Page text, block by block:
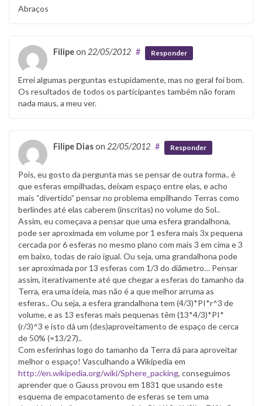
Abraços
Filipeon 22/05/2012 # Responder
Errei algumas perguntas estupidamente, mas no geral foi bom.
Os resultados de todos os participantes também não foram
nada maus, a meu ver.
Filipe Diason 22/05/2012 # Responder
Pois, eu gosto da pergunta mas se pensar de outra forma.. é
que esferas empilhadas, deixam espaço entre elas, e acho
mais “divertido” pensar no problema empilhando Terras como
berlindes até elas caberem (inscritas) no volume do Sol..
Assim, eu começava a pensar que uma esfera grandalhona,
pode ser aproximada em volume por 1 esfera mais 3x pequena
cercada por 6 esferas no mesmo plano com mais 3 em cima e 3
em baixo, todas de raio igual. Ou seja, uma grandalhona pode
ser aproximada por 13 esferas com 1/3 do diâmetro… Pensar
assim, iterativamente até que chegar a esferas do tamanho da
Terra, era uma ideia, mas não é a que melhor arruma as
esferas.. Ou seja, a esfera grandalhona tem (4/3)*PI*r^3 de
volume, e as 13 esferas mais pequenas têm (13*4/3)*PI*
(r/3)^3 e isto dá um (des)aproveitamento de espaço de cerca
de 50% (=13/27)..
Com esferinhas logo do tamanho da Terra dá para aproveitar
melhor o espaço! Vasculhando a Wikipedia em
http://en.wikipedia.org/wiki/Sphere_packing, conseguimos
aprender que o Gauss provou em 1831 que usando este
esquema de empacotamento de esferas se tem uma